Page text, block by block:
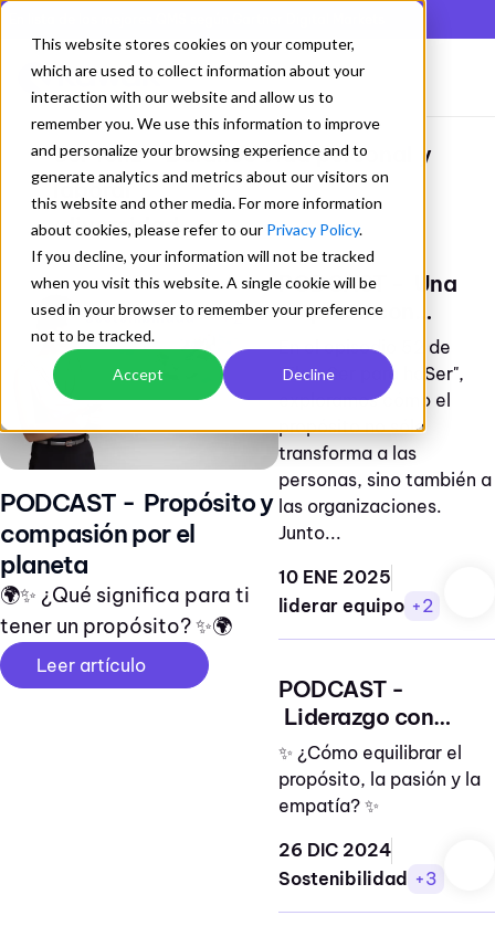
This website stores cookies on your computer,
which are used to collect information about your
interaction with our website and allow us to
remember you. We use this information to improve
and personalize your browsing experience and to
generate analytics and metrics about our visitors on
this website and other media. For more information
about cookies, please refer to our Privacy Policy.
If you decline, your information will not be tracked
when you visit this website. A single cookie will be
used in your browser to remember your preference
not to be tracked.
Accept Decline
Ser feliz - Balance vida personal y
laboral
/diversidad
Sostenibilidad +2
PODCAST - Propósito y
compasión por el
planeta
🌍✨ ¿Qué significa para ti
tener un propósito? ✨🌍
Leer artículo
PODCAST - Una
empresa con
En el episodio 52 de
"FloreSer para haSer",
exploramos cómo el
propósito no sólo
transforma a las
personas, sino también a
las organizaciones.
Junto...
10 ENE 2025
liderar equipo +2
PODCAST -
Liderazgo con
propósito
✨ ¿Cómo equilibrar el
propósito, la pasión y la
empatía? ✨
26 DIC 2024
Sostenibilidad +3